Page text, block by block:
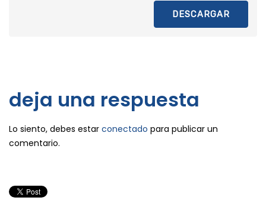
DESCARGAR
deja una respuesta
Lo siento, debes estar conectado para publicar un
comentario.